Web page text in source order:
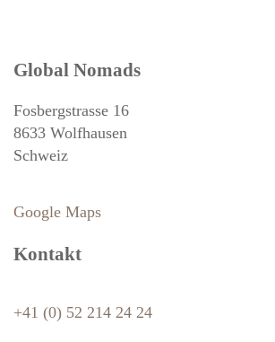
Global Nomads
Fosbergstrasse 16
8633 Wolfhausen
Schweiz
Google Maps
Kontakt
+41 (0) 52 214 24 24